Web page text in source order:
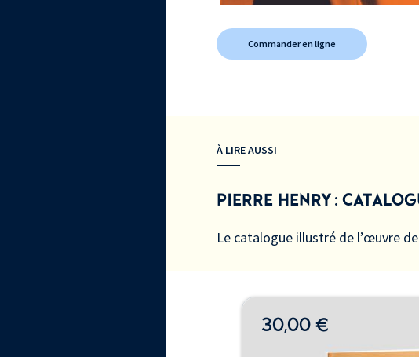
Commander en ligne
À LIRE AUSSI
PIERRE HENRY :
Le catalogue illustré de l’œuvre
30,00 €